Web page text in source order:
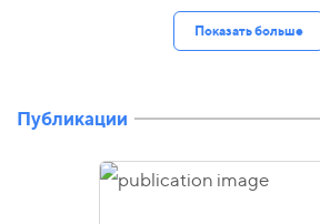
Показать больше
Публикации